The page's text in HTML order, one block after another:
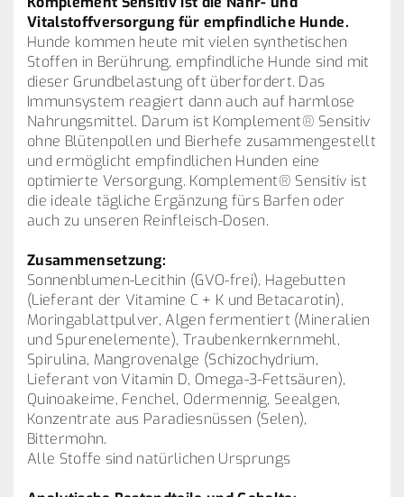
Vitalstoffversorgung für empfindliche Hunde.
Hunde kommen heute mit vielen synthetischen
Stoffen in Berührung, empfindliche Hunde sind mit
dieser Grundbelastung oft überfordert. Das
Immunsystem reagiert dann auch auf harmlose
Nahrungsmittel. Darum ist Komplement® Sensitiv
ohne Blütenpollen und Bierhefe zusammengestellt
und ermöglicht empfindlichen Hunden eine
optimierte Versorgung. Komplement® Sensitiv ist
die ideale tägliche Ergänzung fürs Barfen oder
auch zu unseren Reinfleisch-Dosen.
Zusammensetzung:
Sonnenblumen-Lecithin (GVO-frei), Hagebutten
(Lieferant der Vitamine C + K und Betacarotin),
Moringablattpulver, Algen fermentiert (Mineralien
und Spurenelemente), Traubenkernkernmehl,
Spirulina, Mangrovenalge (Schizochydrium,
Lieferant von Vitamin D, Omega-3-Fettsäuren),
Quinoakeime, Fenchel, Odermennig, Seealgen,
Konzentrate aus Paradiesnüssen (Selen),
Bittermohn.
Alle Stoffe sind natürlichen Ursprungs